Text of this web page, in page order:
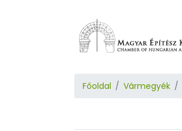
Főoldal Vármegyék